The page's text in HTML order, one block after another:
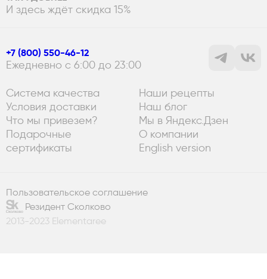
И здесь ждёт скидка 15%
+7 (800) 550-46-12
Ежедневно с 6:00 до 23:00
Система качества
Условия доставки
Что мы привезем?
Подарочные
сертификаты
Наши рецепты
Наш блог
Мы в Яндекс.Дзен
О компании
English version
Пользовательское соглашение
Резидент Сколково
2013-2023 Elementaree